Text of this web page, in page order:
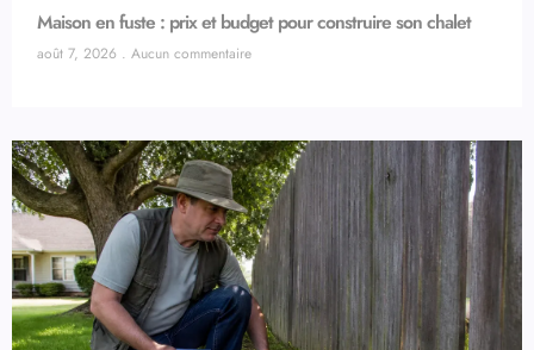
Maison en fuste : prix et budget pour construire son chalet
août 7, 2026 Aucun commentaire